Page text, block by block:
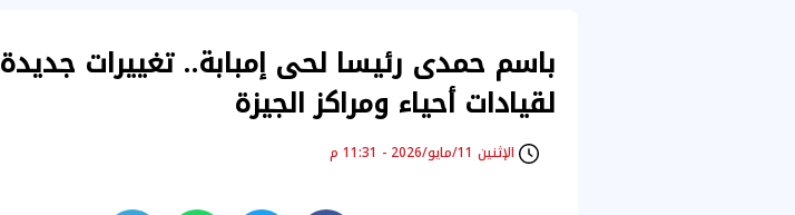
باسم حمدى رئيسا لحى إمبابة.. تغييرات جديدة
لقيادات أحياء ومراكز الجيزة
الإثنين 11/مايو/2026 - 11:31 م